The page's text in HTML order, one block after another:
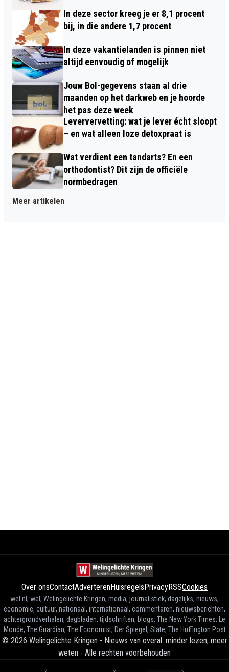
In deze sector kreeg je er 8,1 procent
bij, in die andere 1,7 procent
In deze vakantielanden is pinnen niet
altijd eenvoudig of mogelijk
Jouw Bol-gegevens staan al drie
maanden op het darkweb en je hoorde
het pas deze week
Leververvetting: wat je lever écht sloopt
– en wat alleen loze detoxpraat is
Wat verdient een tandarts? En een
orthodontist? Dit zijn de officiële
normbedragen
Meer artikelen
Over onsContactAdverterenHuisregelsPrivacyRSSCookies
wel.nl, wel, Welingelichte Kringen, media, journalistiek, dagelijks, nieuws,
economie, cultuur, nationaal, internationaal, commentaren, nieuwsberichten,
achtergrondverhalen, dagbladen, tijdschriften, blogs, The New York Times, Le
Monde, The Guardian, The Economist, Der Spiegel, Slate, The Huffington Post
© 2026 Welingelichte Kringen - Nieuws van overal: minder lezen, meer
weten - Alle rechten voorbehouden